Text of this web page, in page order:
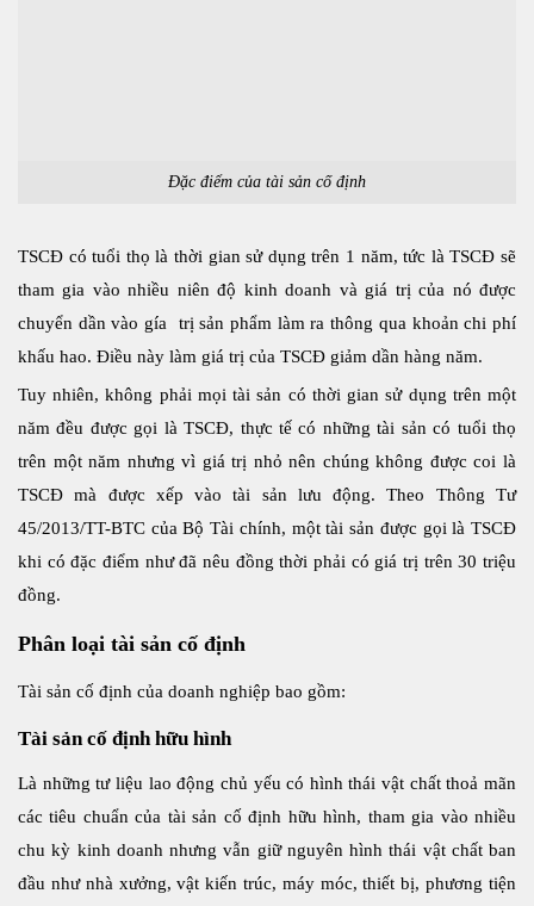
Đặc điểm của tài sản cố định
TSCĐ có tuổi thọ là thời gian sử dụng trên 1 năm, tức là TSCĐ sẽ
tham gia vào nhiều niên độ kinh doanh và giá trị của nó được
chuyển dần vào gía trị sản phẩm làm ra thông qua khoản chi phí
khấu hao. Điều này làm giá trị của TSCĐ giảm dần hàng năm.
Tuy nhiên, không phải mọi tài sản có thời gian sử dụng trên một
năm đều được gọi là TSCĐ, thực tế có những tài sản có tuổi thọ
trên một năm nhưng vì giá trị nhỏ nên chúng không được coi là
TSCĐ mà được xếp vào tài sản lưu động. Theo Thông Tư
45/2013/TT-BTC của Bộ Tài chính, một tài sản được gọi là TSCĐ
khi có đặc điểm như đã nêu đồng thời phải có giá trị trên 30 triệu
đồng.
Phân loại tài sản cố định
Tài sản cố định của doanh nghiệp bao gồm:
Tài sản cố định hữu hình
Là những tư liệu lao động chủ yếu có hình thái vật chất thoả mãn
các tiêu chuẩn của tài sản cố định hữu hình, tham gia vào nhiều
chu kỳ kinh doanh nhưng vẫn giữ nguyên hình thái vật chất ban
đầu như nhà xưởng, vật kiến trúc, máy móc, thiết bị, phương tiện